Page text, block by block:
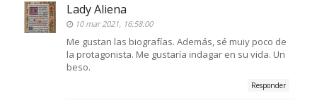
Lady Aliena
10 mar 2021, 16:58:00
Me gustan las biografías. Además, sé muiy poco de
la protagonista. Me gustaría indagar en su vida. Un
beso.
Responder